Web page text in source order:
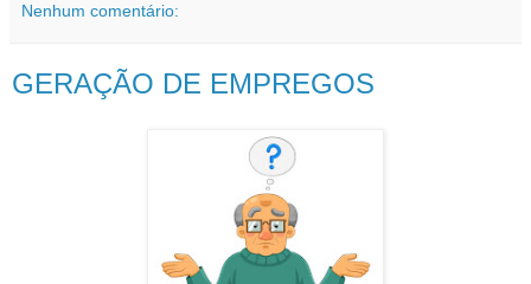
Nenhum comentário:
GERAÇÃO DE EMPREGOS